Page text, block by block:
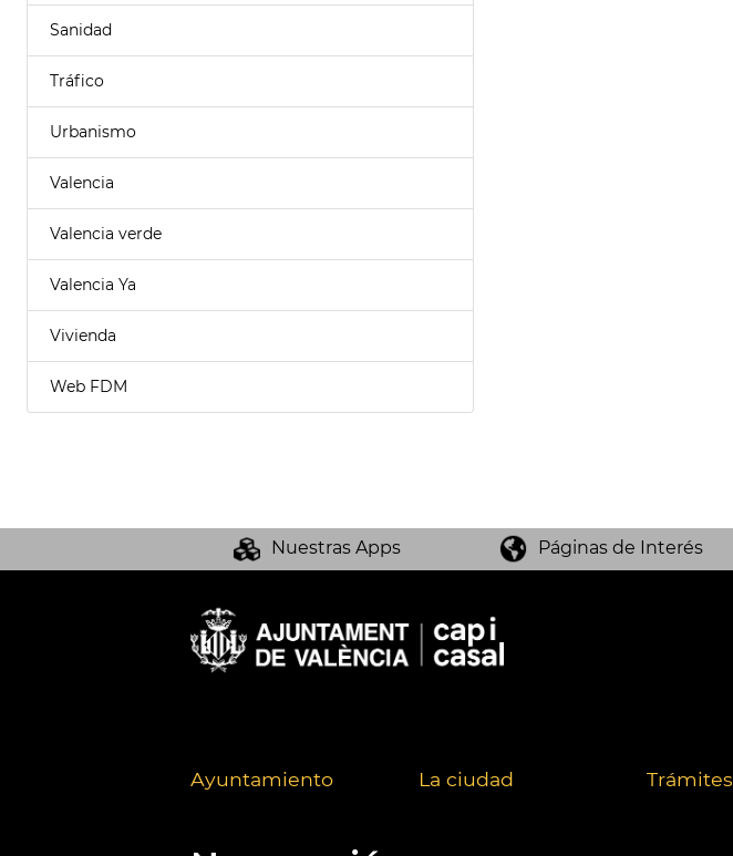
Sanidad
Tráfico
Urbanismo
Valencia
Valencia verde
Valencia Ya
Vivienda
Web FDM
Nuestras Apps Páginas de Interés
Ayuntamiento La ciudad Trámites